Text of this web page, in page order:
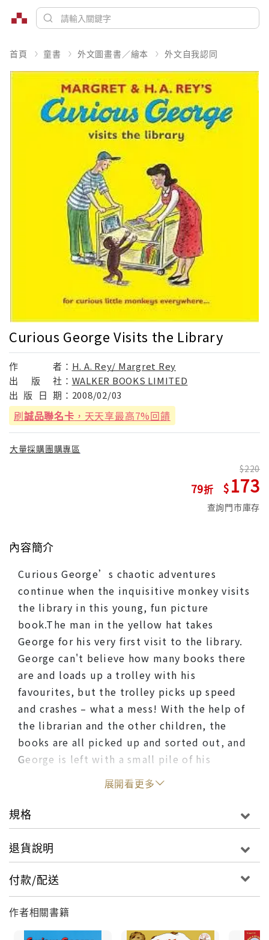
首頁 童書 外文圖畫書／繪本 外文自我認同
Curious George Visits the Library
作 者： H. A. Rey/ Margret Rey
出
版 社： WALKER BOOKS LIMITED
出 版 日 期： 2008/02/03
刷誠品聯名卡 ，天天享最高7%回饋
大量採購團購專區
79
220
173
查詢門市庫存
內容簡介
Curious George’s chaotic adventures
continue when the inquisitive monkey visits
the library in this young, fun picture
book.The man in the yellow hat takes
George for his very first visit to the library.
George can't believe how many books there
are and loads up a trolley with his
favourites, but the trolley picks up speed
and crashes – what a mess! With the help of
the librarian and the other children, the
books are all picked up and sorted out, and
George is left with a small pile of his
favourites. He is even given a new library
card so that he can borrow some more when
he visits again.
展開看更多
規格
退貨說明
付款/配送
作者相關書籍